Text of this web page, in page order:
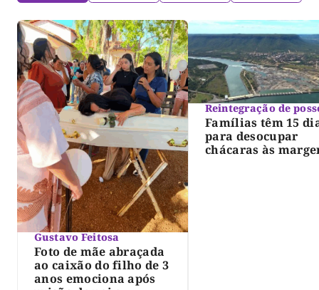
Gustavo Feitosa
Foto de mãe abraçada
ao caixão do filho de 3
anos emociona após
Reintegração de
Famílias têm 15
para desocupar
chácaras às